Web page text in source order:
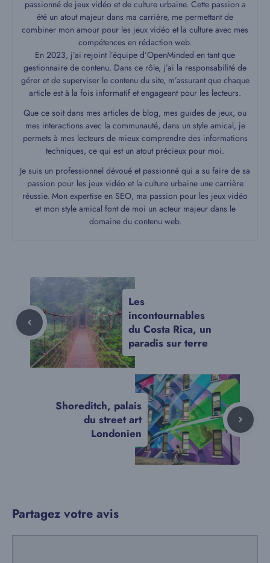
passionné de jeux vidéo et de culture urbaine. Cette passion a
été un atout majeur dans ma carrière, me permettant de
combiner mon amour pour les jeux vidéo et la culture avec mes
compétences en rédaction web.
En 2023, j’ai rejoint l’équipe d’OpenMinded en tant que
gestionnaire de contenu. Dans ce rôle, j’ai la responsabilité de
gérer et de superviser le contenu du site, m’assurant que chaque
article est à la fois informatif et engageant pour les lecteurs.
Que ce soit dans mes articles de blog, mes guides de jeux, ou
mes interactions avec la communauté, dans un style amical, je
permets à mes lecteurs de mieux comprendre des informations
techniques, ce qui est un atout précieux pour moi.
Je suis un professionnel dévoué et passionné qui a su faire de sa
passion pour les jeux vidéo et la culture urbaine une carrière
réussie. Mon expertise en SEO, ma passion pour les jeux vidéo
et mon style amical font de moi un acteur majeur dans le
domaine du contenu web.
Les
incontournables
du Costa Rica, un
paradis sur terre
Shoreditch, palais
du street art
Londonien
Partagez votre avis